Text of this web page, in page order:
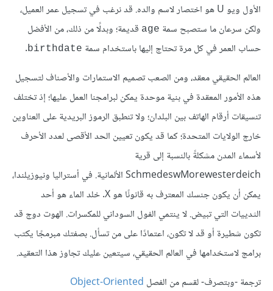
الأول ويو U هو اختصار لاسم والده. قد نرغب في تسجيل عمر العميل،
ولكن سرعان ما ستصبح سمة age قديمة؛ وبدلًا من ذلك، من الأفضل
حساب العمر في كل مرة تحتاج إليها باستخدام سمة birthdate
.
العالم الحقيقي معقد، ومن الصعب تصميم الاستمارات والأصناف لتسجيل
هذه الأمور المعقدة في بنية موحدة يمكن لبرامجنا العمل عليها؛ إذ تختلف
تنسيقات أرقام الهاتف بين البلدان؛ ولا تنطبق الرموز البريدية على العناوين
خارج الولايات المتحدة؛ كما قد يكون تعيين الحد الأقصى لعدد الأحرف
لأسماء المدن مشكلةً بالنسبة إلى قرية
SchmedeswMorewesterdeich الألمانية. في أستراليا ونيوزيلندا،
يمكن أن يكون جنسك المعترف به قانونًا هو X. خلد الماء هو أحد
الثدييات التي تبيض. لا ينتمي الفول السوداني للمكسرات. الهوت دوج قد
تكون شطيرة أو قد لا تكون، اعتمادًا على من تسأل. بصفتك مبرمجًا يكتب
برامج لاستخدامها في العالم الحقيقي، سيتعين عليك تجاوز هذا التعقيد.
ترجمة -وبتصرف- لقسم من الفصل Object-Oriented